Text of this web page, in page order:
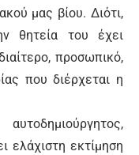
μας βίου. Διότι,
θητεία του έχει
προσωπικό,
που διέρχεται η
ελάχιστη εκτίμηση